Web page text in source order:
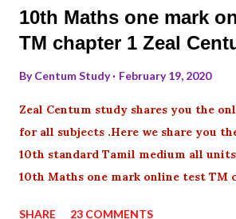
10th Maths one mark
TM chapter 1 Zeal
ByCentum Study February 19, 2020
Zeal Centum study shares you the
for all subjects .Here we share you
10th standard Tamil medium all
10th Maths one mark online test TM
SHARE 23 COMMENTS